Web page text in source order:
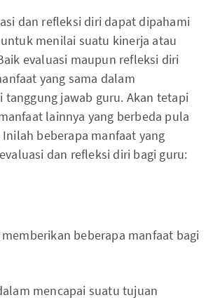
dan refleksi diri dapat dipahami
menilai suatu kinerja atau
evaluasi maupun refleksi diri
yang sama dalam
tanggung jawab guru. Akan tetapi
lainnya yang berbeda pula
beberapa manfaat yang
dan refleksi diri bagi guru:
beberapa manfaat bagi
mencapai suatu tujuan